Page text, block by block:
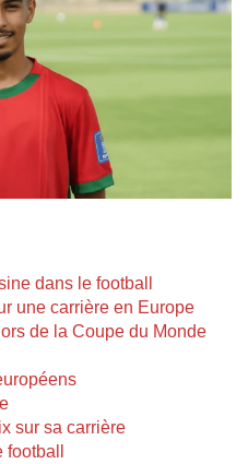
dans le football
une carrière en Europe
de la Coupe du Monde
sur sa carrière